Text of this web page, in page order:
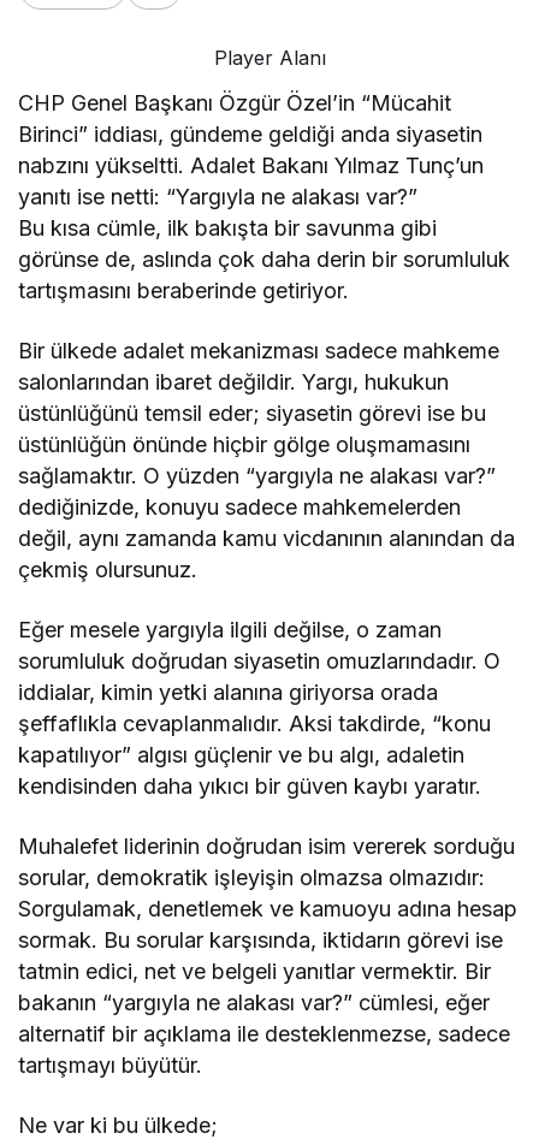
Player Alanı
CHP Genel Başkanı Özgür Özel’in “Mücahit
Birinci” iddiası, gündeme geldiği anda siyasetin
nabzını yükseltti. Adalet Bakanı Yılmaz Tunç’un
yanıtı ise netti: “Yargıyla ne alakası var?”
Bu kısa cümle, ilk bakışta bir savunma gibi
görünse de, aslında çok daha derin bir sorumluluk
tartışmasını beraberinde getiriyor.
Bir ülkede adalet mekanizması sadece mahkeme
salonlarından ibaret değildir. Yargı, hukukun
üstünlüğünü temsil eder; siyasetin görevi ise bu
üstünlüğün önünde hiçbir gölge oluşmamasını
sağlamaktır. O yüzden “yargıyla ne alakası var?”
dediğinizde, konuyu sadece mahkemelerden
değil, aynı zamanda kamu vicdanının alanından da
çekmiş olursunuz.
Eğer mesele yargıyla ilgili değilse, o zaman
sorumluluk doğrudan siyasetin omuzlarındadır. O
iddialar, kimin yetki alanına giriyorsa orada
şeffaflıkla cevaplanmalıdır. Aksi takdirde, “konu
kapatılıyor” algısı güçlenir ve bu algı, adaletin
kendisinden daha yıkıcı bir güven kaybı yaratır.
Muhalefet liderinin doğrudan isim vererek sorduğu
sorular, demokratik işleyişin olmazsa olmazıdır:
Sorgulamak, denetlemek ve kamuoyu adına hesap
sormak. Bu sorular karşısında, iktidarın görevi ise
tatmin edici, net ve belgeli yanıtlar vermektir. Bir
bakanın “yargıyla ne alakası var?” cümlesi, eğer
alternatif bir açıklama ile desteklenmezse, sadece
tartışmayı büyütür.
Ne var ki bu ülkede;